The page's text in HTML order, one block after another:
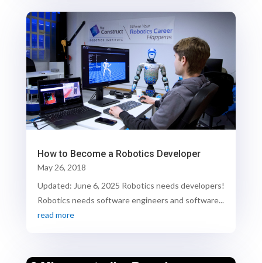
How to Become a Robotics Developer
May 26, 2018
Updated: June 6, 2025 Robotics needs developers!
Robotics needs software engineers and software...
read more